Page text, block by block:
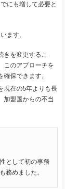
にも増して必要と
ます。
きを変更するこ
このアプローチを
保できます。
現在の5年よりも長
加盟国からの不当
として初の事務
務めました。